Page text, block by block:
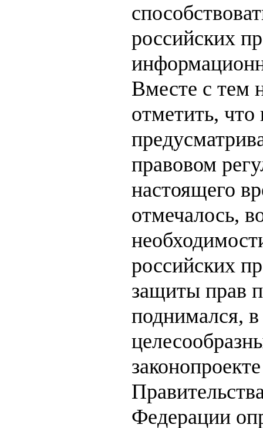
российских
Вместе с тем
отметить, что
правовом
настоящего
отмечалось,
российских
защиты прав
поднимался,
Федерации